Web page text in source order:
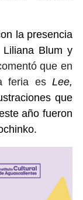
la presencia
Liliana Blum y
que en
feria es Lee,
que
año fueron